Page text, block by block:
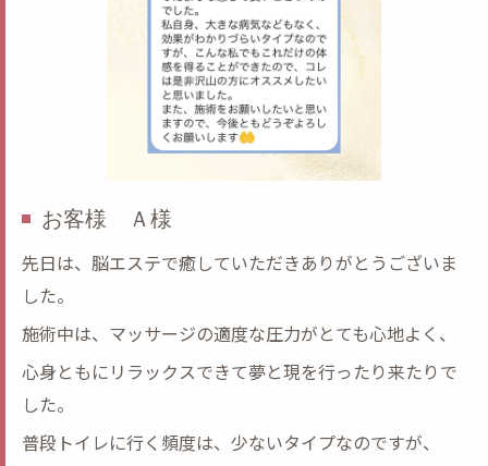
お客様 Ａ様
先日は、脳エステで癒していただきありがとうございま
した。
施術中は、マッサージの適度な圧力がとても心地よく、
心身ともにリラックスできて夢と現を行ったり来たりで
した。
普段トイレに行く頻度は、少ないタイプなのですが、